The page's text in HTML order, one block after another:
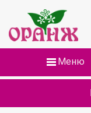
Меню